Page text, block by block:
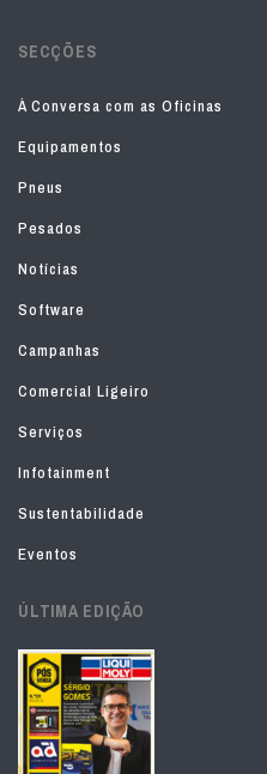
SECÇÕES
À Conversa com as Oficinas
Equipamentos
Pneus
Pesados
Notícias
Software
Campanhas
Comercial Ligeiro
Serviços
Infotainment
Sustentabilidade
Eventos
ÚLTIMA EDIÇÃO